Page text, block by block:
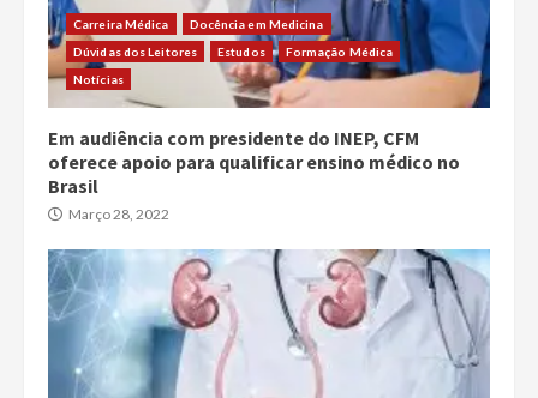
Carreira Médica
Docência em Medicina
Dúvidas dos Leitores
Estudos
Formação Médica
Notícias
Em audiência com presidente do INEP, CFM
oferece apoio para qualificar ensino médico no
Brasil
Março 28, 2022